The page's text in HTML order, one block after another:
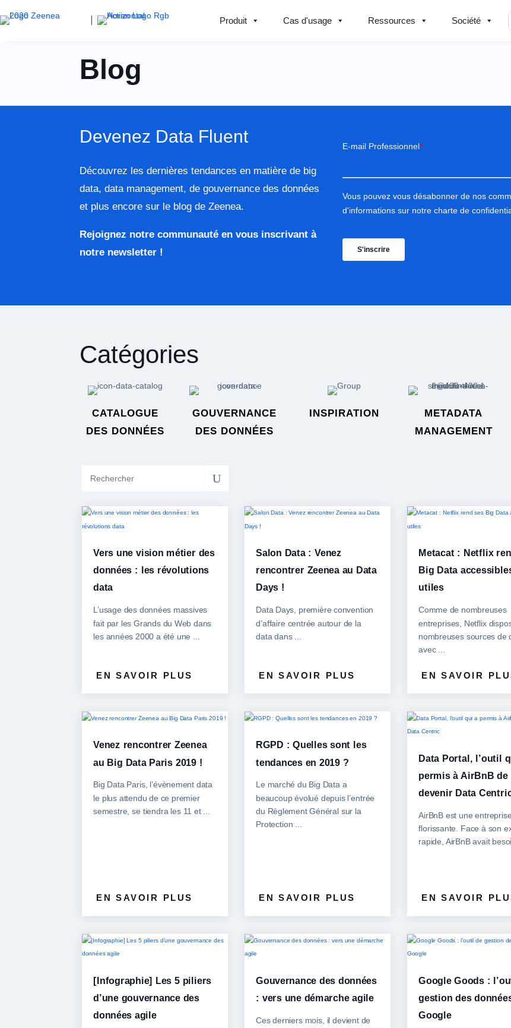
Produit Cas d'usage Ressources Société
Blog
Devenez Data Fluent
Découvrez les dernières tendances en matière de big
data, data management, de gouvernance des données
et plus encore sur le blog de Zeenea.
Rejoignez notre communauté en vous inscrivant à
notre newsletter !
Catégories
CATALOGUE
DES DONNÉES
GOUVERNANCE
DES DONNÉES
INSPIRATION
METADATA
MANAGEMENT
U
Vers une vision métier des
données : les révolutions
data
L’usage des données massives
fait par les Grands du Web dans
les années 2000 a été une ...
EN SAVOIR PLUS
Salon Data : Venez
rencontrer Zeenea au Data
Days !
Data Days, première convention
d’affaire centrée autour de la
data dans ...
EN SAVOIR PLUS
Metacat : Netflix
Big Data
utiles
Comme de nombreuses
entreprises, Netflix
nombreuses sources de
avec ...
EN SAVOIR
Venez rencontrer Zeenea
au Big Data Paris 2019 !
Big Data Paris, l’évènement data
le plus attendu de ce premier
semestre, se tiendra les 11 et ...
EN SAVOIR PLUS
RGPD : Quelles sont les
tendances en 2019 ?
Le marché du Big Data a
beaucoup évolué depuis l’entrée
du Règlement Général sur la
Protection ...
EN SAVOIR PLUS
Data Portal, l’outil
permis à AirBnB de
devenir Data
AirBnB est une entreprise
florissante. Face à son
rapide, AirBnB avait
EN SAVOIR
[Infographie] Les 5 piliers
d’une gouvernance des
données agile
Gouvernance des données
: vers une démarche agile
Ces derniers mois, il devient de
Google Goods :
gestion des
Google